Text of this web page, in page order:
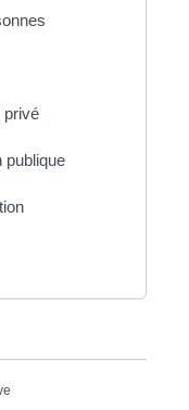
privé
publique